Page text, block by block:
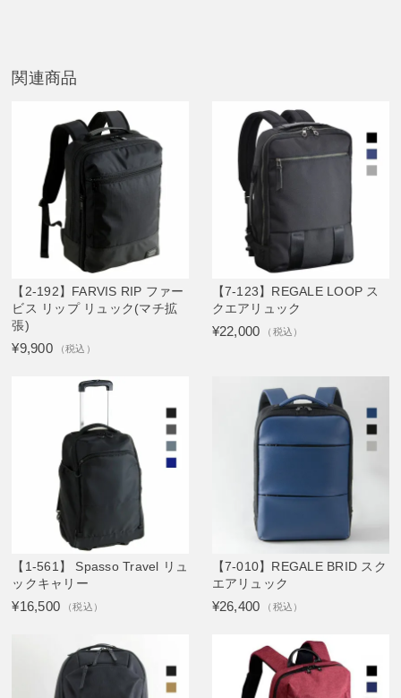
関連商品
【2-192】FARVIS RIP ファー
ビス リップ リュック(マチ拡
張)
¥9,900 （税込）
【7-123】REGALE LOOP ス
クエアリュック
¥22,000 （税込）
【1-561】 Spasso Travel リュ
ックキャリー
¥16,500 （税込）
【7-010】REGALE BRID スク
エアリュック
¥26,400 （税込）